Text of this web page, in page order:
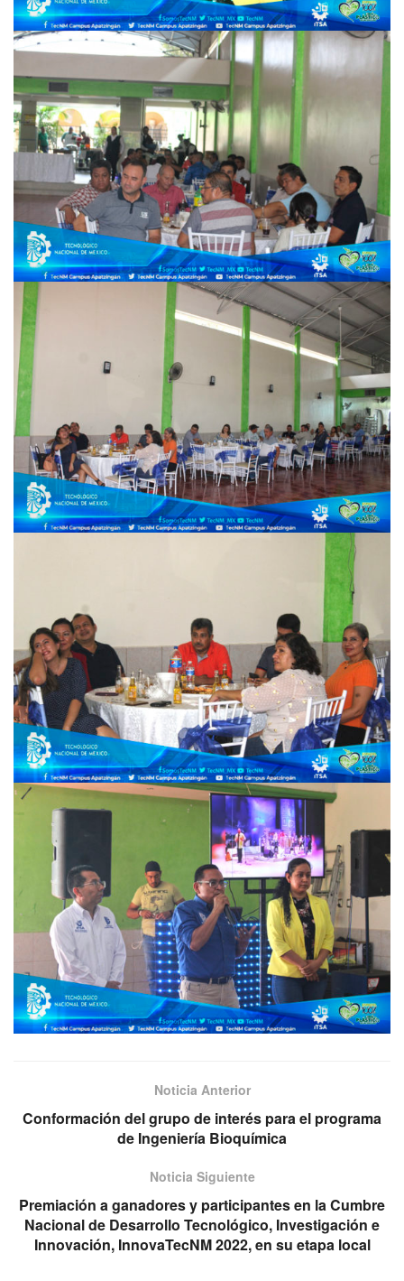
Noticia Anterior
Conformación del grupo de interés para el programa
de Ingeniería Bioquímica
Noticia Siguiente
Premiación a ganadores y participantes en la Cumbre
Nacional de Desarrollo Tecnológico, Investigación e
Innovación, InnovaTecNM 2022, en su etapa local